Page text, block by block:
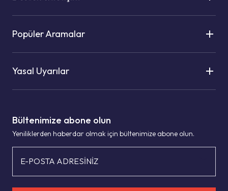
Bültenimize abone olun
Yeniliklerden haberdar olmak için bültenimize abone olun.
E-POSTA ADRESİNİZ
Popüler Aramalar
Yasal Uyarılar